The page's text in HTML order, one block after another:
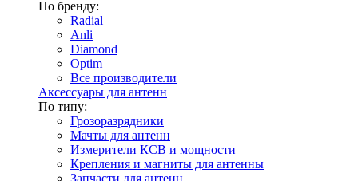
По бренду:
Radial
Anli
Diamond
Optim
Все производители
Аксессуары для антенн
По типу:
Грозоразрядники
Мачты для антенн
Измерители КСВ и мощности
Крепления и магниты для антенны
Запчасти для антенн